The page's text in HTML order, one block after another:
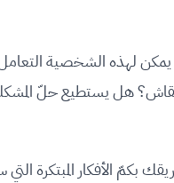
لهذه الشخصية التعامل
هل يستطيع حلّ
بكمّ الأفكار المبتكرة